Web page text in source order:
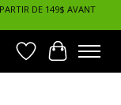
DE 149$ AVANT
Liste dePanier